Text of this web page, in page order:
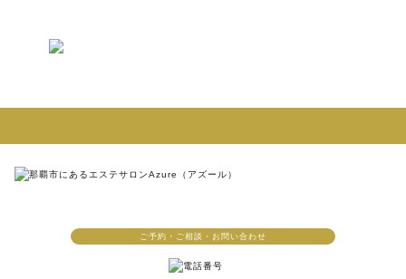
ご予約・ご相談・お問い合わせ